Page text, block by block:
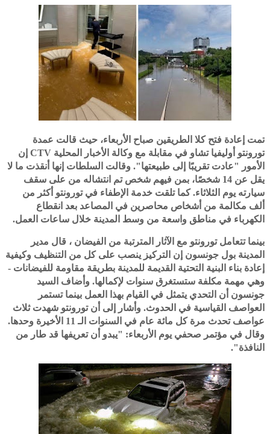
تمت إعادة فتح كلا الطريقين صباح الأربعاء، حيث قالت عمدة
تورونتو أوليفيا تشاو في مقابلة مع وكالة الأخبار المحلية CTV إن
الأمور "عادت تقريبًا إلى طبيعتها". وقالت السلطات إنها أنقذت ما لا
يقل عن 14 شخصًا، بمن فيهم شخص تم انتشاله من على سقف
سيارته يوم الثلاثاء. كما تلقت خدمة الإطفاء في تورونتو أكثر من
ألف مكالمة من أشخاص محاصرين في المصاعد بعد انقطاع
الكهرباء في مناطق واسعة من وسط المدينة خلال ساعات العمل.
بينما تتعامل تورونتو مع الآثار المترتبة من الفيضان ، قال مدير
المدينة بول جونسون إن التركيز ينصب على كل من التنظيف وكيفية
إعادة بناء البنية التحتية القديمة للمدينة بطريقة مقاومة للفيضانات -
وهي مهمة مكلفة ستستغرق سنوات لإكمالها. وأضاف السيد
جونسون أن التحدي يتمثل في القيام بهذا العمل بينما تستمر
العواصف القياسية في الحدوث. وأشار إلى أن تورونتو شهدت ثلاث
عواصف تحدث مرة كل مائة عام في السنوات الـ 11 الأخيرة وحدها.
وقال في مؤتمر صحفي يوم الأربعاء: "يبدو أن تعريفها قد طار من
النافذة".